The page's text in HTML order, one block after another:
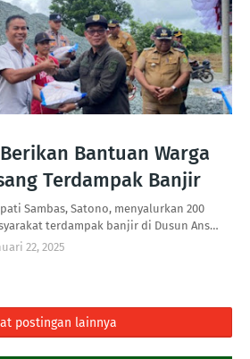
Bantuan Warga
Terdampak Banjir
Sambas, Satono, menyalurkan 200
terdampak banjir di Dusun Ans…
22, 2025
postingan lainnya